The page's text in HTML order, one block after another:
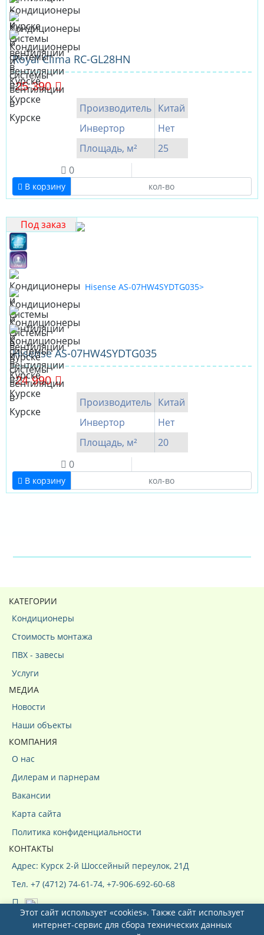
Royal Clima RC-GL28HN
25 390
Производитель Китай
Инвертор
Нет
Площадь, м²
25
0
В корзину
Под заказ
Hisense AS-07HW4SYDTG035
24 990
Производитель Китай
Инвертор
Нет
Площадь, м²
20
0
В корзину
КАТЕГОРИИ
Кондиционеры
Стоимость монтажа
ПВХ - завесы
Услуги
МЕДИА
Новости
Наши объекты
КОМПАНИЯ
О нас
Дилерам и парнерам
Вакансии
Карта сайта
Политика конфиденциальности
КОНТАКТЫ
Адрес: Курск 2-й Шоссейный переулок, 21Д
Тел. +7 (4712) 74-61-74, +7-906-692-60-68
Этот сайт использует «cookies». Также сайт использует
интернет-сервис для сбора технических данных